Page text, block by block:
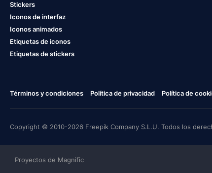
Stickers
Iconos de interfaz
Iconos animados
Etiquetas de iconos
Etiquetas de stickers
Términos y condiciones Política de privacidad Política de
Copyright © 2010-2026 Freepik Company S.L.U. Todos los
Proyectos de Magnific